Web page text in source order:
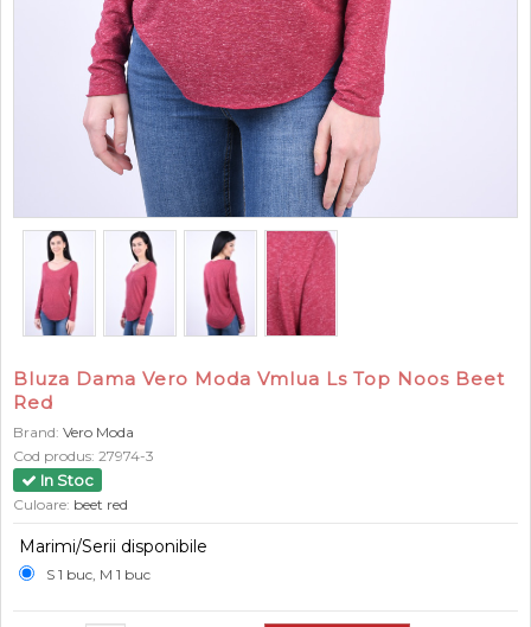
Bluza Dama Vero Moda Vmlua Ls Top Noos Beet
Red
Brand: Vero Moda
Cod produs: 27974-3
In Stoc
Culoare: beet red
Marimi/Serii disponibile
S 1 buc, M 1 buc